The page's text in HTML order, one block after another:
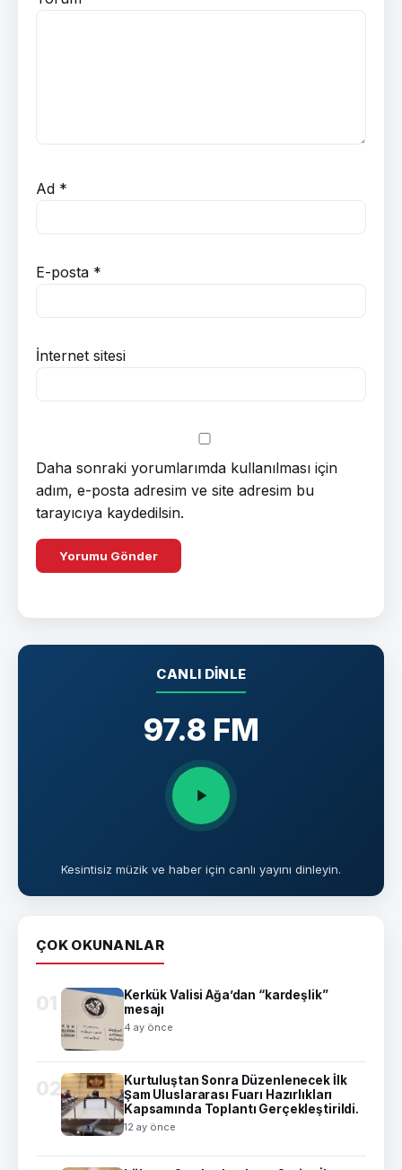
Ad *
E-posta *
İnternet sitesi
Daha sonraki yorumlarımda kullanılması için
adım, e-posta adresim ve site adresim bu
tarayıcıya kaydedilsin.
CANLI DINLE
97.8 FM
Kesintisiz müzik ve haber için canlı yayını dinleyin.
ÇOK OKUNANLAR
01
Kerkük Valisi Ağa’dan “kardeşlik”
mesajı
4 ay önce
02
Kurtuluştan Sonra Düzenlenecek İlk
Şam Uluslararası Fuarı Hazırlıkları
Kapsamında Toplantı Gerçekleştirildi.
12 ay önce